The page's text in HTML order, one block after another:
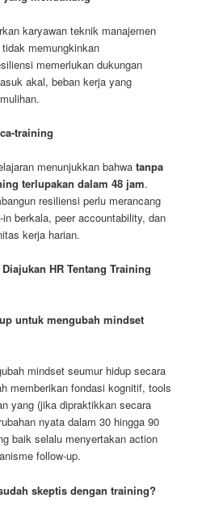
karyawan teknik manajemen
memungkinkan
memerlukan dukungan
akal, beban kerja yang
training
menunjukkan bahwatanpa
terlupakan dalam 48 jam.
resiliensi perlu merancang
berkala, peer accountability, dan
kerja harian.
HR Tentang Training
untuk mengubah mindset
mindset seumur hidup secara
memberikan fondasi kognitif, tools
yang (jika dipraktikkan secara
nyata dalam 30 hingga 90
baik selalu menyertakan action
follow-up.
skeptis dengan training?